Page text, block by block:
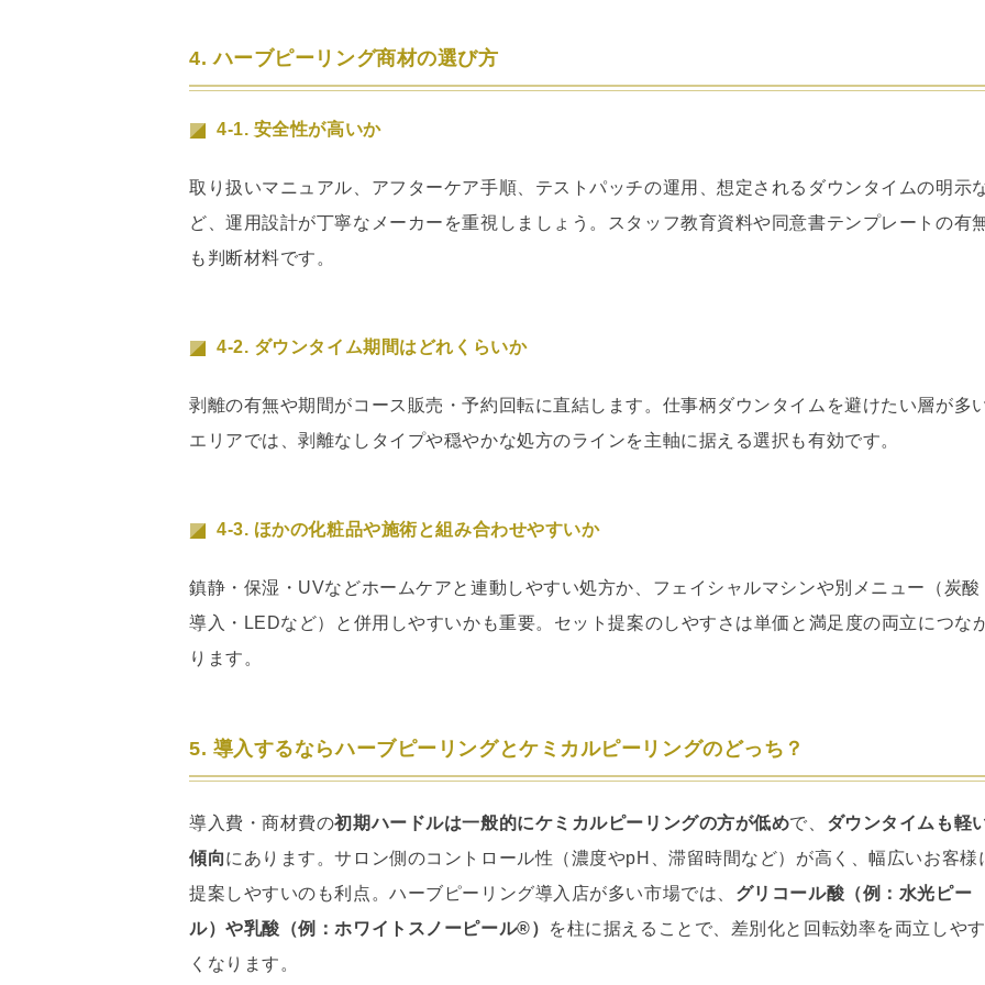
4. ハーブピーリング商材の選び方
4-1. 安全性が高いか
取り扱いマニュアル、アフターケア手順、テストパッチの運用、想定されるダウンタイムの明示
ど、運用設計が丁寧なメーカーを重視しましょう。スタッフ教育資料や同意書テンプレートの有
も判断材料です。
4-2. ダウンタイム期間はどれくらいか
剥離の有無や期間がコース販売・予約回転に直結します。仕事柄ダウンタイムを避けたい層が多
エリアでは、剥離なしタイプや穏やかな処方のラインを主軸に据える選択も有効です。
4-3. ほかの化粧品や施術と組み合わせやすいか
鎮静・保湿・UVなどホームケアと連動しやすい処方か、フェイシャルマシンや別メニュー（炭酸
導入・LEDなど）と併用しやすいかも重要。セット提案のしやすさは単価と満足度の両立につな
ります。
5. 導入するならハーブピーリングとケミカルピーリングのどっち？
導入費・商材費の初期ハードルは一般的にケミカルピーリングの方が低めで、 ダウンタイムも軽
傾向にあります。サロン側のコントロール性（濃度やpH、滞留時間など）が高く、幅広いお客様
提案しやすいのも利点。ハーブピーリング導入店が多い市場では、 グリコール酸（例：水光ピー
ル）や乳酸（例：ホワイトスノーピール®）
を柱に据えることで、差別化と回転効率を両立しやす
くなります。